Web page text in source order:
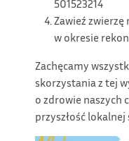
501523214
Zawieź
w okresie
Zachęcamy
skorzystania z tej
o zdrowie naszych
przyszłość lokalnej